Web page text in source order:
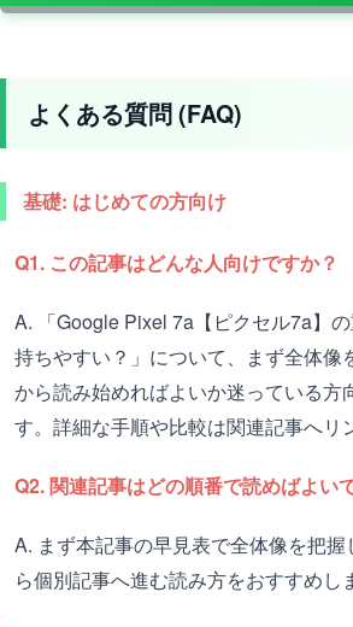
よくある質問 (FAQ)
基礎: はじめての方向け
Q1. この記事はどんな人向けですか？
A. 「Google Pixel 7a【ピクセル7a】
持ちやすい？」について、まず全体像
から読み始めればよいか迷っている方
す。詳細な手順や比較は関連記事へリ
Q2. 関連記事はどの順番で読めばよい
A. まず本記事の早見表で全体像を把
ら個別記事へ進む読み方をおすすめし